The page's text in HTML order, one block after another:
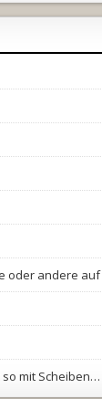
oder andere auf
mit Scheiben…